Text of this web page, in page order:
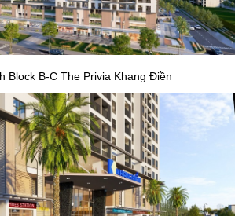
Block B-C The Privia Khang Điền